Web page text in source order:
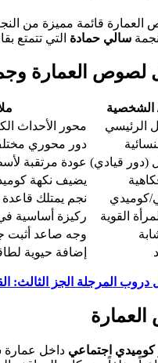
قائمة مميزة من النجوم
سالي حمادة التي تتمتع
لصوص العمارة
/ الشخصية
الرئيسي
محور الأحداث
دور محوري
(دور قيادي) عودة مرتقبة
يضيف نكهة
كوميدي
نجم يمتلك
القوية
ركيزة أساسية في
وجه صاعد أثبت
إضافة حيوية
المرجلة الجز الثالث:
كوميدي اجتماعي داخل عمارة